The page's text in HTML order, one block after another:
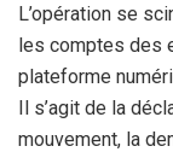
L’opération se
les comptes des
plateforme
Il s’agit de la
mouvement, la